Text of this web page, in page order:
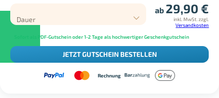
Dauer
ab 29,90 €
inkl. MwSt. zzgl.
Versandkosten
Sofort als PDF-Gutschein oder 1-2 Tage als hochwertiger Geschenkgutschein
JETZT GUTSCHEIN BESTELLEN
Rechnung